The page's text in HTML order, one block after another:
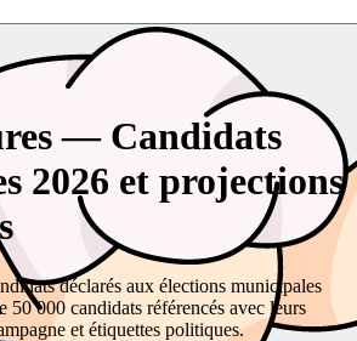
— Candidats
2026 et projections
déclarés aux élections municipales
50 000 candidats référencés avec leurs
et étiquettes politiques.